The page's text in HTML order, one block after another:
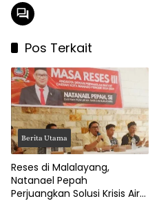
Pos Terkait
Berita Utama
Reses di Malalayang,
Natanael Pepah
Perjuangkan Solusi Krisis Air